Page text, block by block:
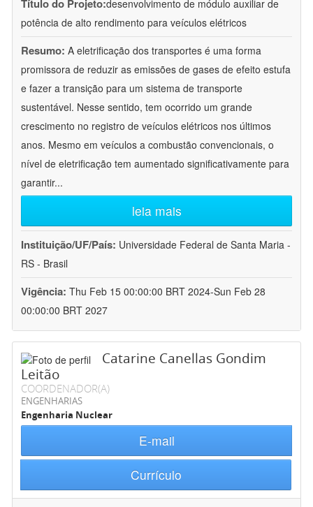
Título do Projeto:desenvolvimento de módulo auxiliar de
potência de alto rendimento para veículos elétricos
Resumo: A eletrificação dos transportes é uma forma
promissora de reduzir as emissões de gases de efeito estufa
e fazer a transição para um sistema de transporte
sustentável. Nesse sentido, tem ocorrido um grande
crescimento no registro de veículos elétricos nos últimos
anos. Mesmo em veículos a combustão convencionais, o
nível de eletrificação tem aumentado significativamente para
garantir...
leia mais
Instituição/UF/País: Universidade Federal de Santa Maria -
RS - Brasil
Vigência: Thu Feb 15 00:00:00 BRT 2024-Sun Feb 28
00:00:00 BRT 2027
Catarine Canellas Gondim
Leitão
COORDENADOR(A)
ENGENHARIAS
Engenharia Nuclear
E-mail
Currículo